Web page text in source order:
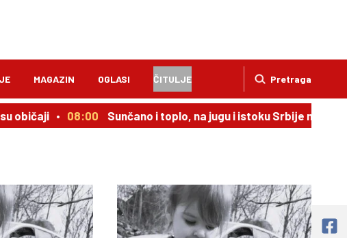
Pretraga
MAGAZIN OGLASI ČITULJE
običaji 08:00 Sunčano i toplo, na jugu i istoku Srbije moguća